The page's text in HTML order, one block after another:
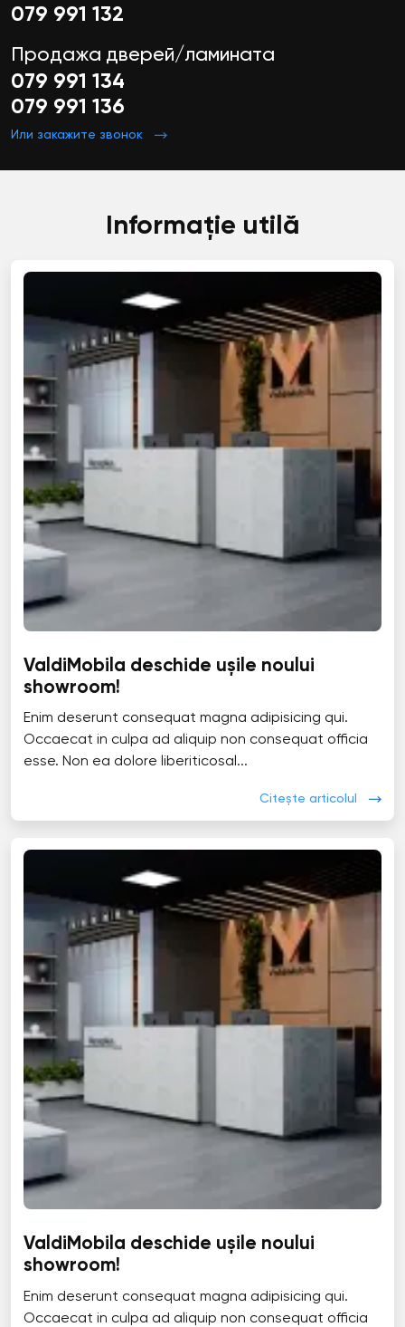
079 991 132
Продажа дверей/ламината
079 991 134
079 991 136
Или закажите звонок
Informație utilă
ValdiMobila deschide ușile noului
showroom!
Enim deserunt consequat magna adipisicing qui.
Occaecat in culpa ad aliquip non consequat officia
esse. Non ea dolore liberiticosal...
Citește articolul
ValdiMobila deschide ușile noului
showroom!
Enim deserunt consequat magna adipisicing qui.
Occaecat in culpa ad aliquip non consequat officia